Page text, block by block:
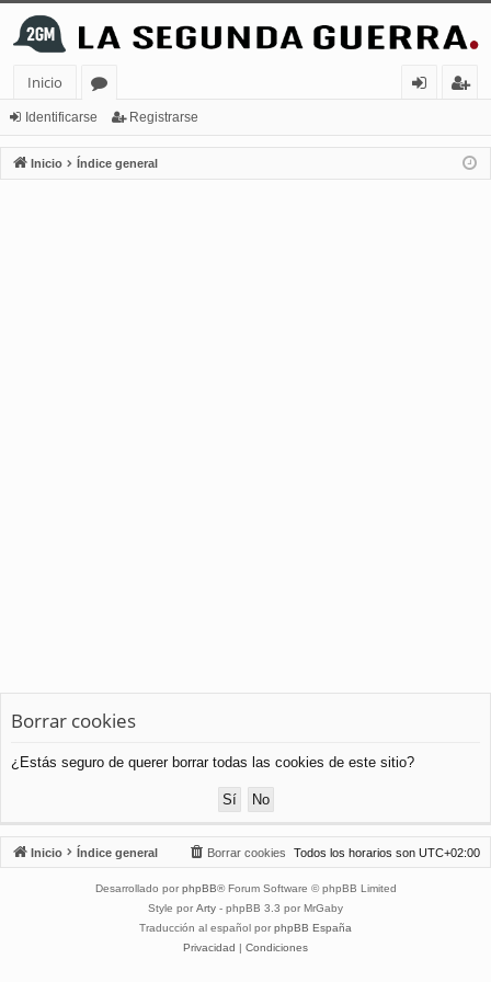
Inicio
or
os
nt
ifi
ist
ra
Identificarse Registrarse
Inicio Índice general
Borrar cookies
¿Estás seguro de querer borrar todas las cookies de este sitio?
Inicio Índice general Todos los horarios son UTC+02:00
Borrar cookies
Desarrollado por phpBB® Forum Software © phpBB Limited
Style por Arty - phpBB 3.3 por MrGaby
Traducción al español por phpBB España
Privacidad | Condiciones